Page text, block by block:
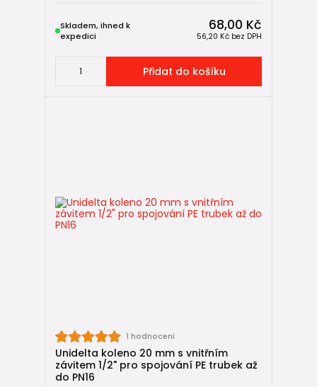
68,00 Kč
56,20 Kč bez DPH
Skladem, ihned k
expedici
Přidat do košíku
1 hodnocení
Unidelta koleno 20 mm s vnitřním
závitem 1/2" pro spojování PE trubek až
do PN16